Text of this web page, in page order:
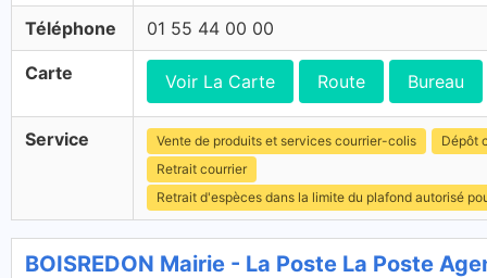
Téléphone 01 55 44 00 00
Carte Voir La Carte Route Bureau
Service Vente de produits et services courrier-colis
Dépôt
Retrait courrier
Retrait d'espèces dans la limite du plafond autorisé
BOISREDON Mairie - La Poste La Poste